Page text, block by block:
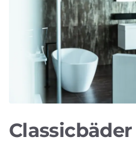
Classicbäder